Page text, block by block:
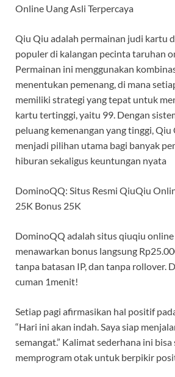
Online Uang Asli Terpercaya
Qiu Qiu adalah permainan judi kartu
populer di kalangan pecinta taruhan
Permainan ini menggunakan
menentukan pemenang, di mana
memiliki strategi yang tepat untuk
kartu tertinggi, yaitu 99. Dengan
peluang kemenangan yang tinggi, Qiu
menjadi pilihan utama bagi banyak
hiburan sekaligus keuntungan nyata
DominoQQ: Situs Resmi QiuQiu
25K Bonus 25K
DominoQQ adalah situs qiuqiu
menawarkan bonus langsung
tanpa batasan IP, dan tanpa rollover.
cuman 1menit!
Setiap pagi afirmasikan hal positif
“Hari ini akan indah. Saya siap
semangat.” Kalimat sederhana ini
memprogram otak untuk berpikir